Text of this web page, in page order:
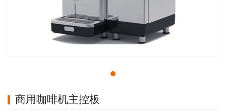
商用咖啡机主控板